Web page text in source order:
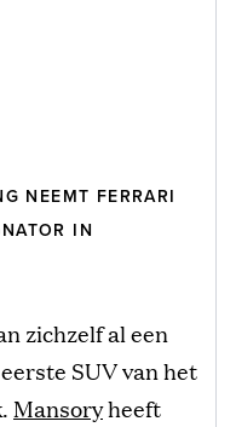
NEEMT FERRARI
IN
zichzelf al een
SUV van het
Mansoryheeft